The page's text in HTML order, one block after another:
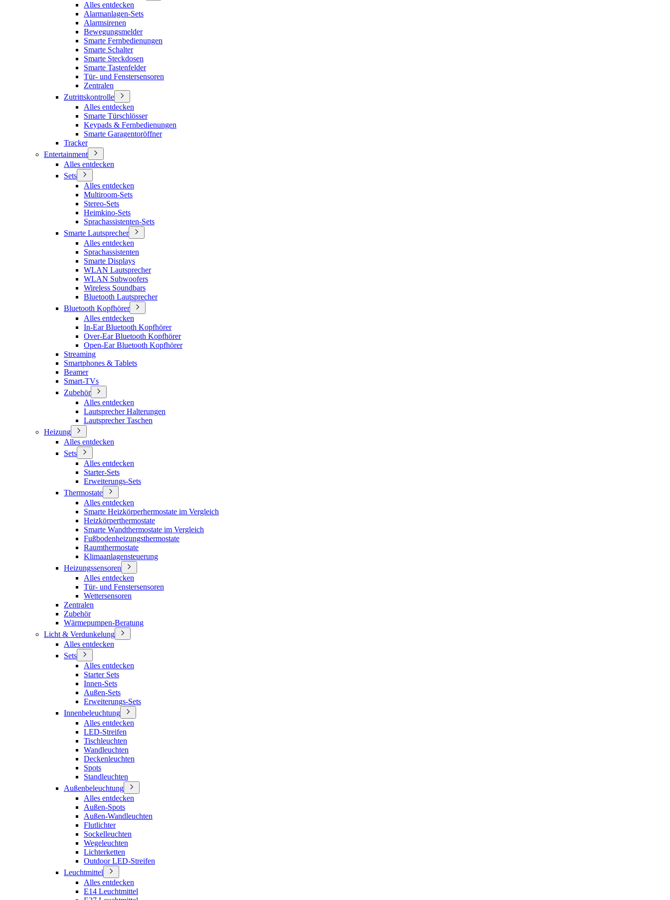
Alles entdecken
Alarmanlagen-Sets
Alarmsirenen
Bewegungsmelder
Smarte Fernbedienungen
Smarte Schalter
Smarte Steckdosen
Smarte Tastenfelder
Tür- und Fenstersensoren
Zentralen
Zutrittskontrolle
Alles entdecken
Smarte Türschlösser
Keypads & Fernbedienungen
Smarte Garagentoröffner
Tracker
Entertainment
Alles entdecken
Sets
Alles entdecken
Multiroom-Sets
Stereo-Sets
Heimkino-Sets
Sprachassistenten-Sets
Smarte Lautsprecher
Alles entdecken
Sprachassistenten
Smarte Displays
WLAN Lautsprecher
WLAN Subwoofers
Wireless Soundbars
Bluetooth Lautsprecher
Bluetooth Kopfhörer
Alles entdecken
In-Ear Bluetooth Kopfhörer
Over-Ear Bluetooth Kopfhörer
Open-Ear Bluetooth Kopfhörer
Streaming
Smartphones & Tablets
Beamer
Smart-TVs
Zubehör
Alles entdecken
Lautsprecher Halterungen
Lautsprecher Taschen
Heizung
Alles entdecken
Sets
Alles entdecken
Starter-Sets
Erweiterungs-Sets
Thermostate
Alles entdecken
Smarte Heizkörperhermostate im Vergleich
Heizkörperthermostate
Smarte Wandthermostate im Vergleich
Fußbodenheizungsthermostate
Raumthermostate
Klimaanlagensteuerung
Heizungssensoren
Alles entdecken
Tür- und Fenstersensoren
Wettersensoren
Zentralen
Zubehör
Wärmepumpen-Beratung
Licht & Verdunkelung
Alles entdecken
Sets
Alles entdecken
Starter Sets
Innen-Sets
Außen-Sets
Erweiterungs-Sets
Innenbeleuchtung
Alles entdecken
LED-Streifen
Tischleuchten
Wandleuchten
Deckenleuchten
Spots
Standleuchten
Außenbeleuchtung
Alles entdecken
Außen-Spots
Außen-Wandleuchten
Flutlichter
Sockelleuchten
Wegeleuchten
Lichterketten
Outdoor LED-Streifen
Leuchtmittel
Alles entdecken
E14 Leuchtmittel